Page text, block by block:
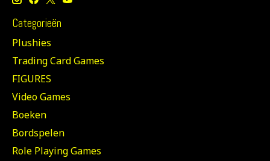
Categorieën
Plushies
Trading Card Games
FIGURES
Video Games
Boeken
Bordspelen
Role Playing Games